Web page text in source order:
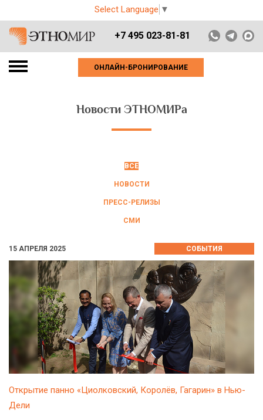
Select Language ▼
+7 495 023-81-81
ОНЛАЙН-БРОНИРОВАНИЕ
Новости ЭТНОМИРа
ВСЕ
НОВОСТИ
ПРЕСС-РЕЛИЗЫ
СМИ
15 АПРЕЛЯ 2025 СОБЫТИЯ
Открытие панно «Циолковский, Королёв, Гагарин» в Нью-
Дели